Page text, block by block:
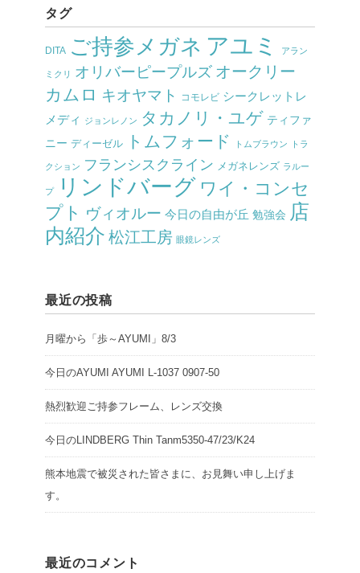
タグ
DITA ご持参メガネ アユミ アラン
ミクリ オリバーピープルズ オークリー
カムロ キオヤマト コモレビ シークレットレ
メディ
ジョンレノン タカノリ・ユゲ ティファ
ニー ディーゼル トムフォード トムブラウン トラ
クション フランシスクライン メガネレンズ ラルー
プ リンドバーグ ワイ・コンセ
プト ヴィオルー 今日の自由が丘 勉強会 店
内紹介 松江工房 眼鏡レンズ
最近の投稿
月曜から「歩～AYUMI」8/3
今日のAYUMI AYUMI L-1037 0907-50
熱烈歓迎ご持参フレーム、レンズ交換
今日のLINDBERG Thin Tanm5350-47/23/K24
熊本地震で被災された皆さまに、お見舞い申し上げま
す。
最近のコメント